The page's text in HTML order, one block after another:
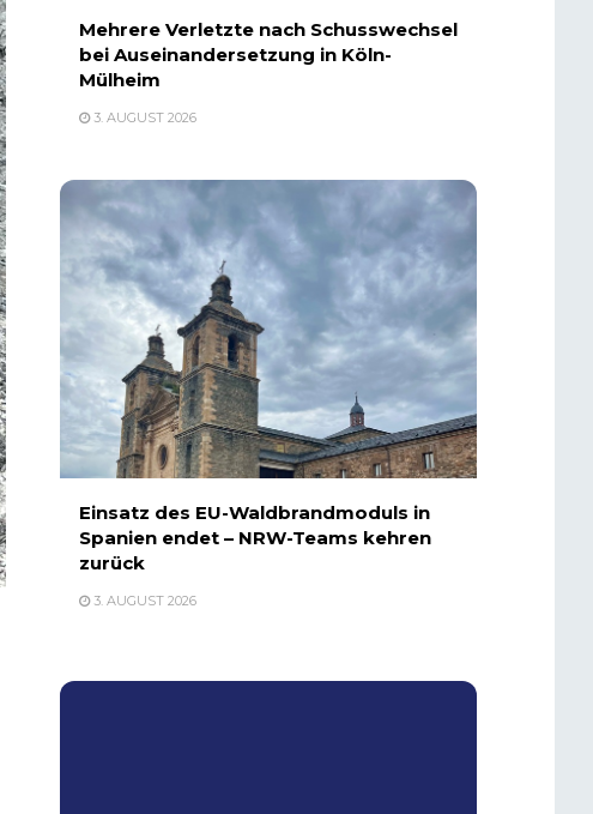
Mehrere Verletzte nach Schusswechsel
bei Auseinandersetzung in Köln-
Mülheim
3. AUGUST 2026
Einsatz des EU-Waldbrandmoduls in
Spanien endet – NRW-Teams kehren
zurück
3. AUGUST 2026